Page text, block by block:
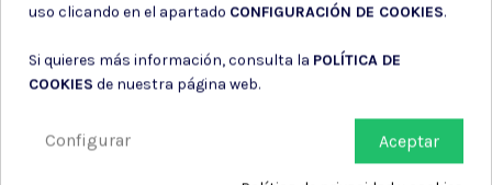
uso clicando en el apartado CONFIGURACIÓN DE COOKIES.
Si quieres más información, consulta la POLÍTICA DE
COOKIES de nuestra página web.
Aceptar
Configurar